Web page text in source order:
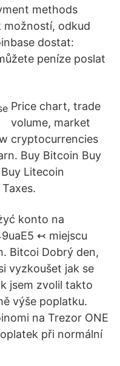
methods
možností, odkud
dostat:
peníze poslat
Price chart, trade
volume, market
cryptocurrencies
Buy Bitcoin Buy
Litecoin
konto na
↢ miejscu
Bitcoi Dobrý den,
vyzkoušet jak se
jsem zvolil takto
výše poplatku.
na Trezor ONE
při normální